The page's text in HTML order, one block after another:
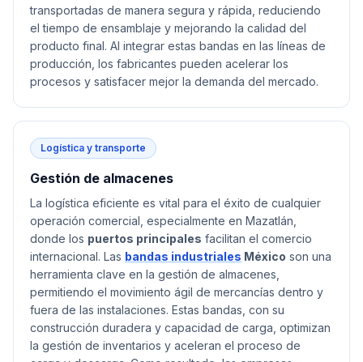
transportadas de manera segura y rápida, reduciendo
el tiempo de ensamblaje y mejorando la calidad del
producto final. Al integrar estas bandas en las líneas de
producción, los fabricantes pueden acelerar los
procesos y satisfacer mejor la demanda del mercado.
Logística y transporte
Gestión de almacenes
La logística eficiente es vital para el éxito de cualquier
operación comercial, especialmente en Mazatlán,
donde los puertos principales facilitan el comercio
internacional. Las bandas industriales México son una
herramienta clave en la gestión de almacenes,
permitiendo el movimiento ágil de mercancías dentro y
fuera de las instalaciones. Estas bandas, con su
construcción duradera y capacidad de carga, optimizan
la gestión de inventarios y aceleran el proceso de